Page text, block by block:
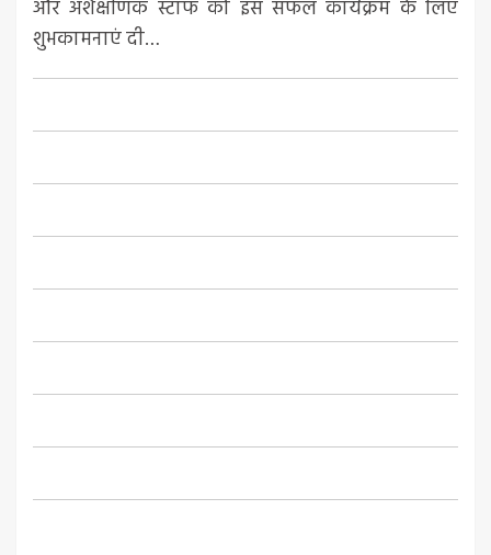
और अशैक्षणिक स्टाफ को इस सफल कार्यक्रम के लिए
शुभकामनाएं दी…